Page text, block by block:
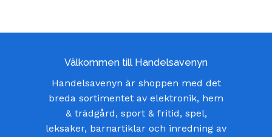
Välkommen till Handelsavenyn
Handelsavenyn är shoppen med det
breda sortimentet av elektronik, hem
& trädgård, sport & fritid, spel,
leksaker, barnartiklar och inredning av